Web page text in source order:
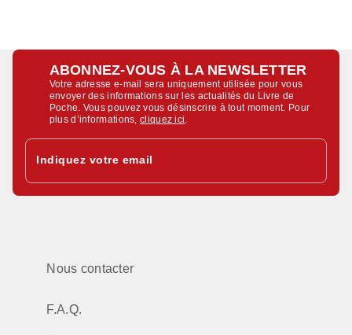
ABONNEZ-VOUS À LA NEWSLETTER
Votre adresse e-mail sera uniquement utilisée pour vous
envoyer des informations sur les actualités du Livre de
Poche. Vous pouvez vous désinscrire à tout moment. Pour
plus d’informations,cliquez ici
Indiquez votre email
Nous contacter
F.A.Q.